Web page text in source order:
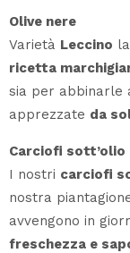
Olive nere
Varietà Leccino
ricetta
sia per abbinarle
apprezzate da
Carciofi sott’olio
I nostri carciofi
nostra
avvengono in
freschezza e